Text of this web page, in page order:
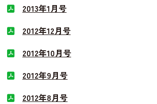
2013年1月号
2012年12月号
2012年10月号
2012年9月号
2012年8月号